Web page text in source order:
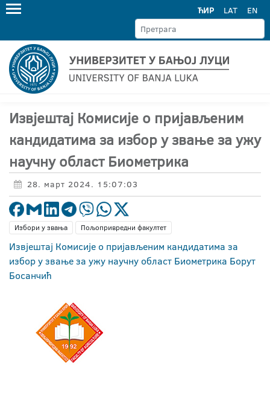
ЋИР LAT EN
Извјештај Комисије о пријављеним
кандидатима за избор у звање за ужу
научну област Биометрика
28. март 2024. 15:07:03
Избори у звања Пољопривредни факултет
Извјештај Комисије о пријављеним кандидатима за
избор у звање за ужу научну област Биометрика Борут
Босанчић